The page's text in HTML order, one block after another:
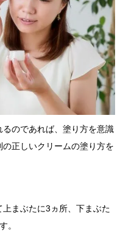
のであれば、塗り方を意識
正しいクリームの塗り方を
まぶたに3ヵ所、下まぶた
。